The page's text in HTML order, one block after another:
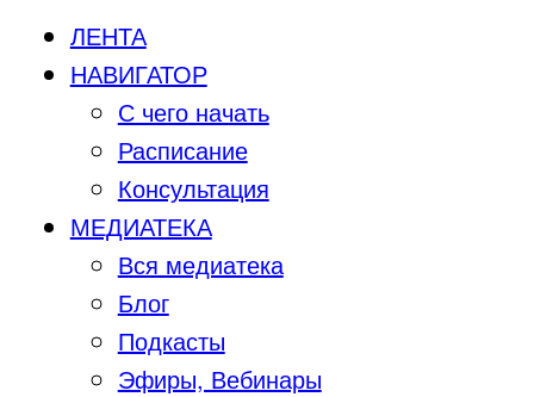
ЛЕНТА
НАВИГАТОР
С чего начать
Расписание
Консультация
МЕДИАТЕКА
Вся медиатека
Блог
Подкасты
Эфиры, Вебинары